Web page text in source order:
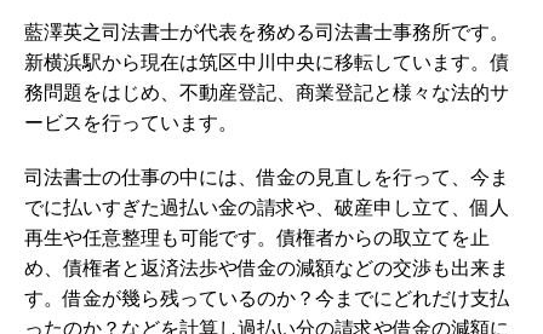
藍澤英之司法書士が代表を務める司法書士事務所です。
新横浜駅から現在は筑区中川中央に移転しています。債
務問題をはじめ、不動産登記、商業登記と様々な法的サ
ービスを行っています。
司法書士の仕事の中には、借金の見直しを行って、今ま
でに払いすぎた過払い金の請求や、破産申し立て、個人
再生や任意整理も可能です。債権者からの取立てを止
め、債権者と返済法歩や借金の減額などの交渉も出来ま
す。借金が幾ら残っているのか？今までにどれだけ支払
ったのか？などを計算し過払い分の請求や借金の減額に